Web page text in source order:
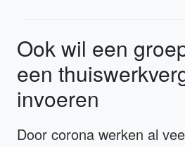
Ook wil een
een
invoeren
Door corona werken al